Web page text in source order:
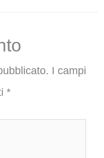
I campi
*